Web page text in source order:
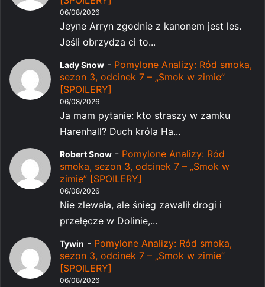
06/08/2026
Jeyne Arryn zgodnie z kanonem jest les.
Jeśli obrzydza ci to...
Lady Snow - Pomylone Analizy: Ród smoka,
sezon 3, odcinek 7 – „Smok w zimie”
[SPOILERY]
06/08/2026
Ja mam pytanie: kto straszy w zamku
Harenhall? Duch króla Ha...
Robert Snow - Pomylone Analizy: Ród
smoka, sezon 3, odcinek 7 – „Smok w
zimie” [SPOILERY]
06/08/2026
Nie zlewała, ale śnieg zawalił drogi i
przełęcze w Dolinie,...
Tywin - Pomylone Analizy: Ród smoka,
sezon 3, odcinek 7 – „Smok w zimie”
[SPOILERY]
06/08/2026